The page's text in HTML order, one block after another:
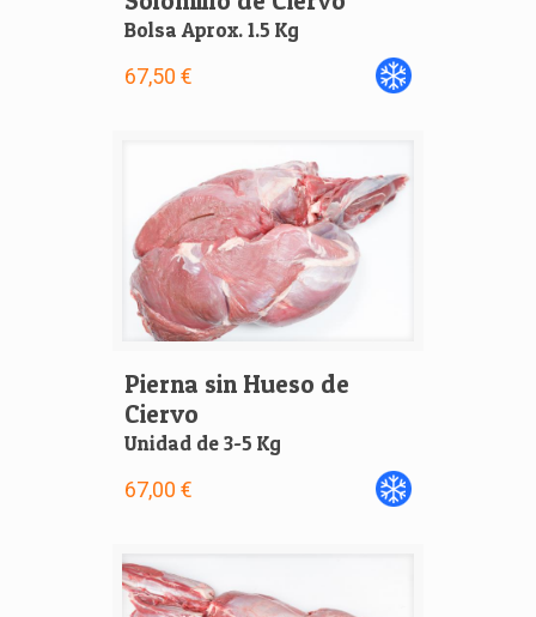
Bolsa Aprox. 1.5 Kg
67,50 €
Pierna sin Hueso de
Ciervo
Unidad de 3-5 Kg
67,00 €